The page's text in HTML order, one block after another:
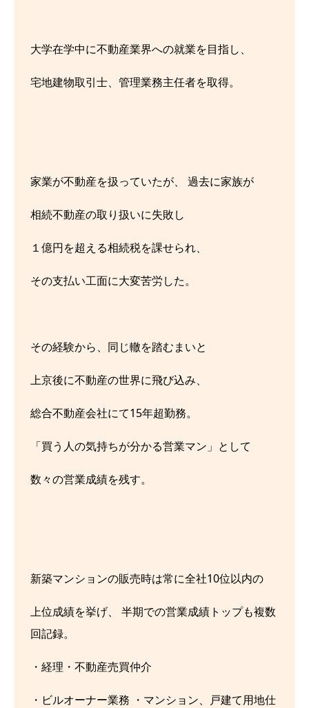
大学在学中に不動産業界への就業を目指し、
宅地建物取引士、管理業務主任者を取得。
家業が不動産を扱っていたが、 過去に家族が
相続不動産の取り扱いに失敗し
１億円を超える相続税を課せられ、
その支払い工面に大変苦労した。
その経験から、同じ轍を踏むまいと
上京後に不動産の世界に飛び込み、
総合不動産会社にて15年超勤務。
「買う人の気持ちが分かる営業マン」として
数々の営業成績を残す。
新築マンションの販売時は常に全社10位以内の
上位成績を挙げ、 半期での営業成績トップも複数
回記録。
・経理・不動産売買仲介
・ビルオーナー業務 ・マンション、戸建て用地仕